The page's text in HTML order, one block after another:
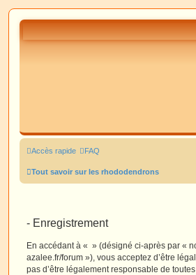
Accès rapide FAQ
Tout savoir sur les rhododendrons
- Enregistrement
En accédant à « » (désigné ci-après par «
azalee.fr/forum »), vous acceptez d’être
pas d’être légalement responsable de